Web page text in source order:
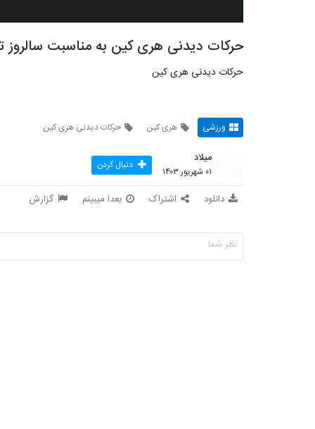
حرکات دیدنی هری کین به مناسبت سالروز
حرکات دیدنی هری کین
ورزشی هری کین حرکات دیدنی هری کین
میلاد
۰۱ شهریور ۱۴۰۳ دنبال کردن
دانلود اشتراک بعدا میبینم گزارش